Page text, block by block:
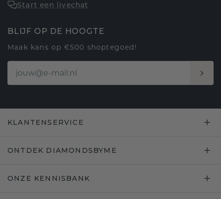
Start een livechat
BLIJF OP DE HOOGTE
Maak kans op €500 shoptegoed!
KLANTENSERVICE
ONTDEK DIAMONDSBYME
ONZE KENNISBANK